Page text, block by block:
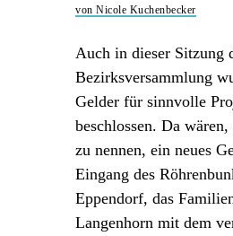
KONTAKT
PRESSE
von Nicole Kuchenbecker
Auch in dieser Sitzung
Bezirksversammlung
Gelder für sinnvolle
beschlossen. Da
zu nennen, ein neues
Eingang des
Eppendorf, das
Langenhorn mit dem